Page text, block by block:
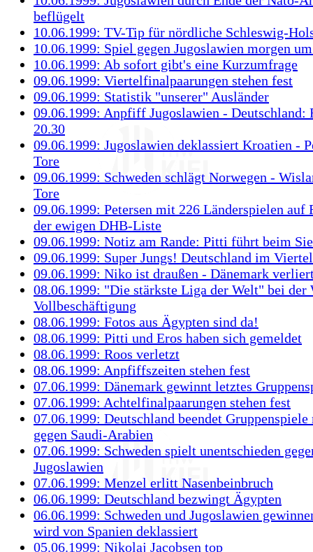
beflügelt
10.06.1999: TV-Tip für nördliche Schleswig-
10.06.1999: Spiel gegen Jugoslawien morgen
10.06.1999: Ab sofort gibt's eine Kurzumfrage
09.06.1999: Viertelfinalpaarungen stehen fest
09.06.1999: Statistik "unserer" Ausländer
09.06.1999: Anpfiff Jugoslawien - Deutschland:
20.30
09.06.1999: Jugoslawien deklassiert Kroatien -
Tore
09.06.1999: Schweden schlägt Norwegen -
Tore
09.06.1999: Petersen mit 226 Länderspielen auf
der ewigen DHB-Liste
09.06.1999: Notiz am Rande: Pitti führt beim
09.06.1999: Super Jungs! Deutschland im
09.06.1999: Niko ist draußen - Dänemark
08.06.1999: "Die stärkste Liga der Welt" bei
Vollbeschäftigung
08.06.1999: Fotos aus Ägypten sind da!
08.06.1999: Pitti und Eros haben sich gemeldet
08.06.1999: Roos verletzt
08.06.1999: Anpfiffszeiten stehen fest
07.06.1999: Dänemark gewinnt letztes
07.06.1999: Achtelfinalpaarungen stehen fest
07.06.1999: Deutschland beendet
gegen Saudi-Arabien
07.06.1999: Schweden spielt unentschieden
Jugoslawien
07.06.1999: Menzel erlitt Nasenbeinbruch
06.06.1999: Deutschland bezwingt Ägypten
06.06.1999: Schweden und Jugoslawien
wird von Spanien deklassiert
05.06.1999: Nikolaj Jacobsen top